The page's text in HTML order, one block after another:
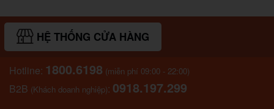
HỆ THỐNG CỬA HÀNG
Hotline: 1800.6198 (miễn phí 09:00 - 22:00)
B2B (Khách doanh nghiệp): 0918.197.299